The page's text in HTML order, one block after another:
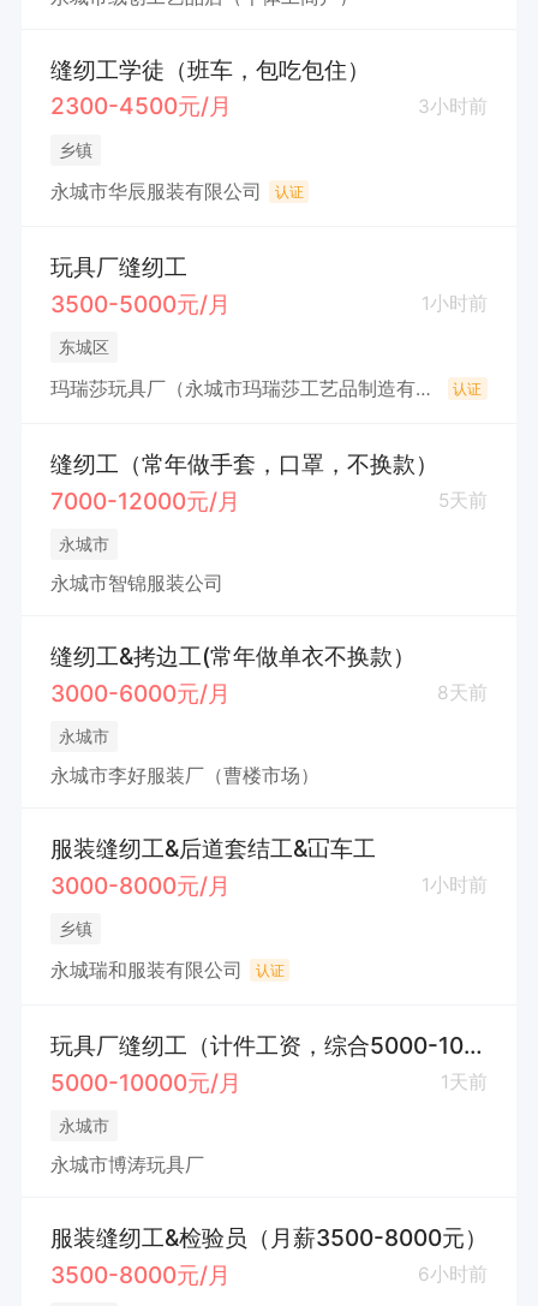
缝纫工学徒（班车，包吃包住）
2300-4500元/月
3小时前
乡镇
永城市华辰服装有限公司 认证
玩具厂缝纫工
3500-5000元/月
1小时前
东城区
玛瑞莎玩具厂（永城市玛瑞莎工艺品制造有限公司） 认证
缝纫工（常年做手套，口罩，不换款）
7000-12000元/月
5天前
永城市
永城市智锦服装公司
缝纫工&拷边工(常年做单衣不换款）
3000-6000元/月
8天前
永城市
永城市李好服装厂（曹楼市场）
服装缝纫工&后道套结工&冚车工
3000-8000元/月
1小时前
乡镇
永城瑞和服装有限公司 认证
玩具厂缝纫工（计件工资，综合5000-10000元）
5000-10000元/月
1天前
永城市
永城市博涛玩具厂
服装缝纫工&检验员（月薪3500-8000元）
3500-8000元/月
6小时前